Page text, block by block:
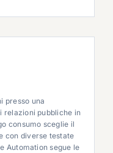
presso una
relazioni pubbliche in
consumo sceglie il
con diverse testate
Automation segue le